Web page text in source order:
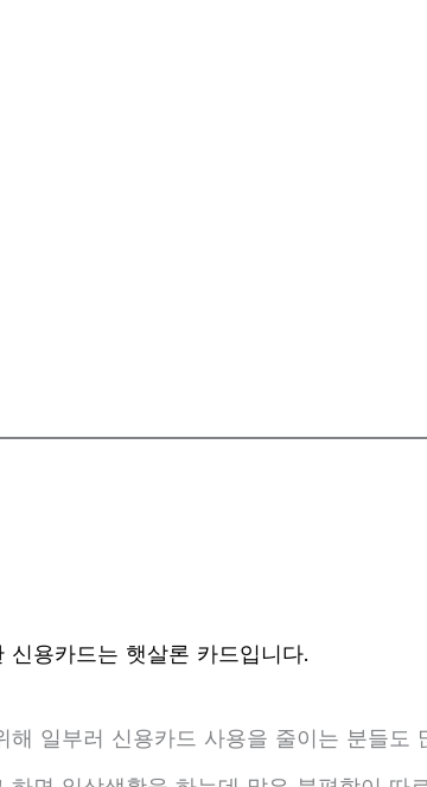
신용카드는 햇살론 카드입니다.
해 일부러 신용카드 사용을 줄이는 분들도